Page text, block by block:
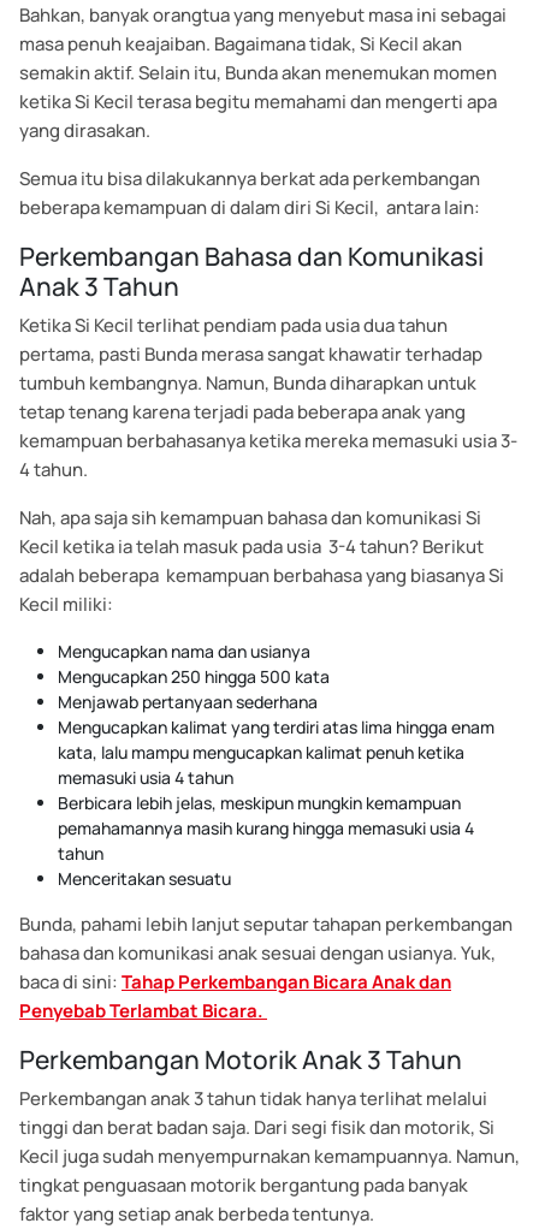
Bahkan, banyak orangtua yang menyebut masa ini sebagai
masa penuh keajaiban. Bagaimana tidak, Si Kecil akan
semakin aktif. Selain itu, Bunda akan menemukan momen
ketika Si Kecil terasa begitu memahami dan mengerti apa
yang dirasakan.
Semua itu bisa dilakukannya berkat ada perkembangan
beberapa kemampuan di dalam diri Si Kecil, antara lain:
Perkembangan Bahasa dan Komunikasi
Anak 3 Tahun
Ketika Si Kecil terlihat pendiam pada usia dua tahun
pertama, pasti Bunda merasa sangat khawatir terhadap
tumbuh kembangnya. Namun, Bunda diharapkan untuk
tetap tenang karena terjadi pada beberapa anak yang
kemampuan berbahasanya ketika mereka memasuki usia 3-
4 tahun.
Nah, apa saja sih kemampuan bahasa dan komunikasi Si
Kecil ketika ia telah masuk pada usia 3-4 tahun? Berikut
adalah beberapa kemampuan berbahasa yang biasanya Si
Kecil miliki:
Mengucapkan nama dan usianya
Mengucapkan 250 hingga 500 kata
Menjawab pertanyaan sederhana
Mengucapkan kalimat yang terdiri atas lima hingga enam
kata, lalu mampu mengucapkan kalimat penuh ketika
memasuki usia 4 tahun
Berbicara lebih jelas, meskipun mungkin kemampuan
pemahamannya masih kurang hingga memasuki usia 4
tahun
Menceritakan sesuatu
Bunda, pahami lebih lanjut seputar tahapan perkembangan
bahasa dan komunikasi anak sesuai dengan usianya. Yuk,
baca di sini:Tahap Perkembangan Bicara Anak dan
Penyebab Terlambat Bicara.
Perkembangan Motorik Anak 3 Tahun
Perkembangan anak 3 tahun tidak hanya terlihat melalui
tinggi dan berat badan saja. Dari segi fisik dan motorik, Si
Kecil juga sudah menyempurnakan kemampuannya. Namun,
tingkat penguasaan motorik bergantung pada banyak
faktor yang setiap anak berbeda tentunya.